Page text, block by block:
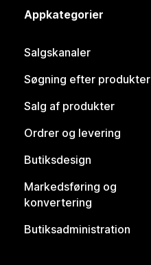
Appkategorier
Salgskanaler
Søgning efter produkter
Salg af produkter
Ordrer og levering
Butiksdesign
Markedsføring og
konvertering
Butiksadministration